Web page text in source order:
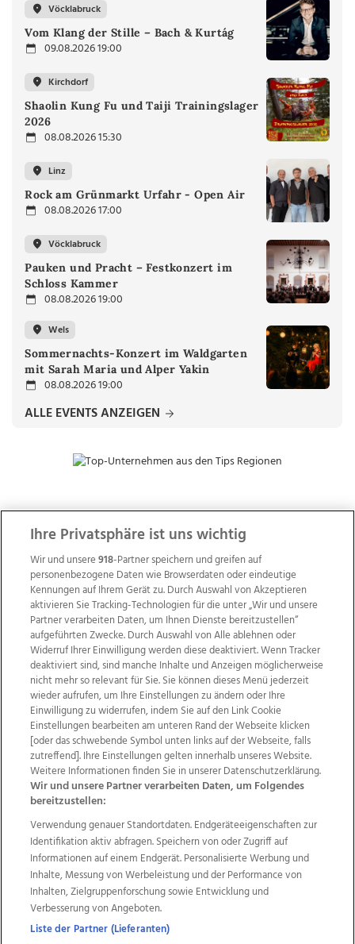
Vöcklabruck
Vom Klang der Stille – Bach & Kurtág
09.08.2026 19:00
Kirchdorf
Shaolin Kung Fu und Taiji Trainingslager
2026
08.08.2026 15:30
Linz
Rock am Grünmarkt Urfahr - Open Air
08.08.2026 17:00
Vöcklabruck
Pauken und Pracht – Festkonzert im
Schloss Kammer
08.08.2026 19:00
Wels
Sommernachts-Konzert im Waldgarten
mit Sarah Maria und Alper Yakin
08.08.2026 19:00
ALLE EVENTS ANZEIGEN
ZUR NACHRICHTENÜBERSICHT
Wir über uns Mediadaten Kontakt
Jobs
Datenschutz
Impressum
AGB Anzeigekunden
AGB Website
Ehrenkodex Politische Werbung
Weitere Angebote des Medienhauses Wimmer
TV1 di-mog-i.at OÖNow
Ischler Woche
Life Radio
OÖNachrichten
OÖN Immobilien
OÖN Karriere
OÖN Reise
Promenaden Galerien
Regionaljobs
wasistlos.at
Ihre Privatsphäre ist uns wichtig
Wir und unsere918-Partner speichern und greifen auf
personenbezogene Daten wie Browserdaten oder eindeutige
Kennungen auf Ihrem Gerät zu. Durch Auswahl von Akzeptieren
aktivieren Sie Tracking-Technologien für die unter „Wir und unsere
Partner verarbeiten Daten, um Ihnen Dienste bereitzustellen“
aufgeführten Zwecke. Durch Auswahl von Alle ablehnen oder
Widerruf Ihrer Einwilligung werden diese deaktiviert. Wenn Tracker
deaktiviert sind, sind manche Inhalte und Anzeigen möglicherweise
nicht mehr so relevant für Sie. Sie können dieses Menü jederzeit
wieder aufrufen, um Ihre Einstellungen zu ändern oder Ihre
Einwilligung zu widerrufen, indem Sie auf den Link Cookie
Einstellungen bearbeiten am unteren Rand der Webseite klicken
[oder das schwebende Symbol unten links auf der Webseite, falls
zutreffend]. Ihre Einstellungen gelten innerhalb unseres Website.
Weitere Informationen finden Sie in unserer Datenschutzerklärung.
Wir und unsere Partner verarbeiten Daten, um Folgendes
bereitzustellen:
Verwendung genauer Standortdaten. Endgeräteeigenschaften zur
Identifikation aktiv abfragen. Speichern von oder Zugriff auf
Informationen auf einem Endgerät. Personalisierte Werbung und
Inhalte, Messung von Werbeleistung und der Performance von
Inhalten, Zielgruppenforschung sowie Entwicklung und
Verbesserung von Angeboten.
Liste der Partner (Lieferanten)